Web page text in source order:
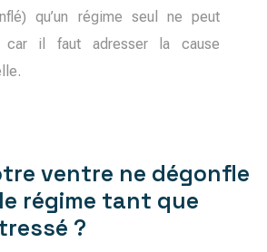
qu’un régime seul ne peut
car il faut adresser la cause
ventre ne dégonfle
régime tant que
?